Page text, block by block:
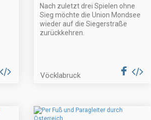
Nach zuletzt drei Spielen ohne
Sieg möchte die Union Mondsee
wieder auf die Siegerstraße
zurückkehren.
Vöcklabruck